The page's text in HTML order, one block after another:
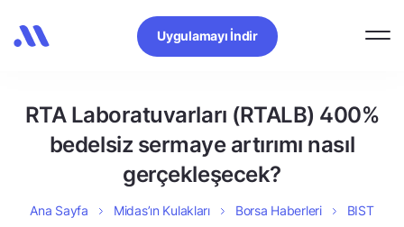
Uygulamayı İndir
RTA Laboratuvarları (RTALB) 400%
bedelsiz sermaye artırımı nasıl
gerçekleşecek?
Ana Sayfa Midas’ın Kulakları Borsa Haberleri
BIST